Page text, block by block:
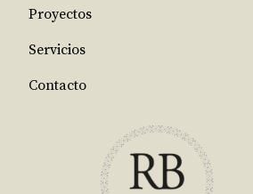
Proyectos
Servicios
Contacto